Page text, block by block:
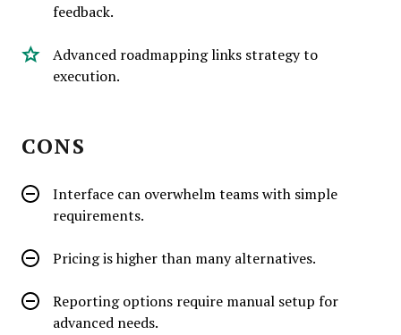
feedback.
Advanced roadmapping links strategy to
execution.
CONS
Interface can overwhelm teams with simple
requirements.
Pricing is higher than many alternatives.
Reporting options require manual setup for
advanced needs.